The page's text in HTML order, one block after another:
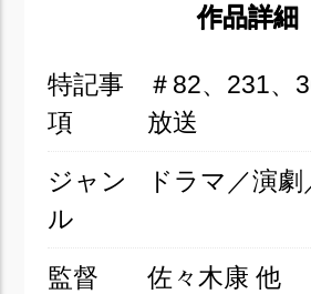
作品詳細
特記事
項
＃82、231、
放送
ジャン
ル
ドラマ／演劇
監督 佐々木康 他